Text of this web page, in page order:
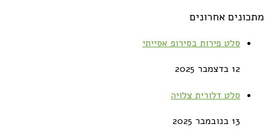
מתכונים אחרונים
סלט פירות בסירופ אסייתי
12 בדצמבר 2025
סלט דלורית צלויה
13 בנובמבר 2025